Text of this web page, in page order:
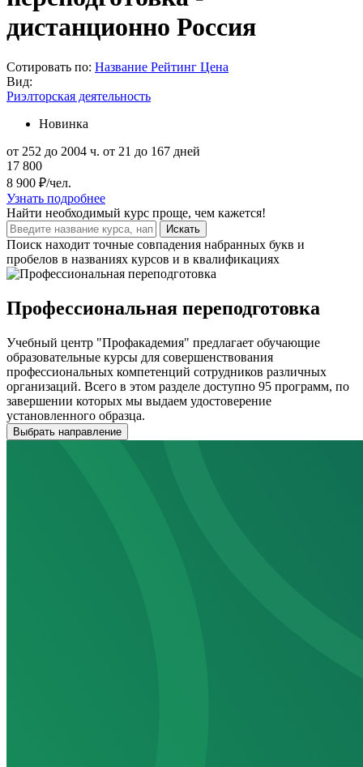
дистанционно Россия
Сотировать по: Название Рейтинг Цена
Вид:
Риэлторская деятельность
Новинка
от 252 до 2004 ч. от 21 до 167 дней
17 800
8 900 ₽/чел.
Узнать подробнее
Найти необходимый курс проще, чем кажется!
Искать
Поиск находит точные совпадения набранных букв и
пробелов в названиях курсов и в квалификациях
Профессиональная переподготовка
Учебный центр "Профакадемия" предлагает обучающие
образовательные курсы для совершенствования
профессиональных компетенций сотрудников различных
организаций. Всего в этом разделе доступно 95 программ, по
завершении которых мы выдаем удостоверение
установленного образца.
Выбрать направление